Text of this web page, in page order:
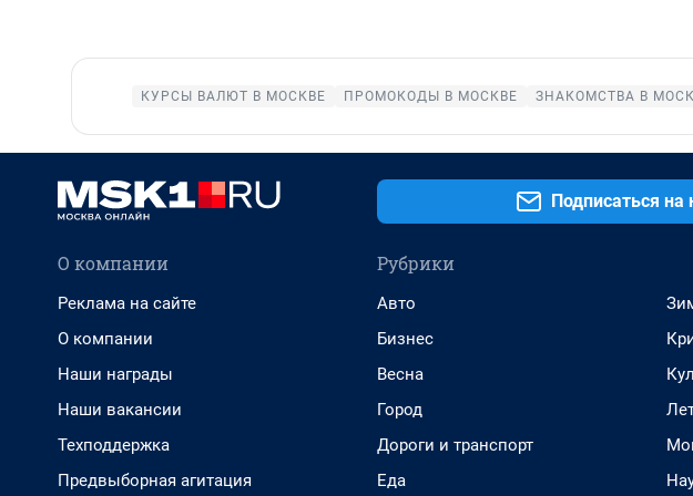
КУРСЫ ВАЛЮТ В МОСКВЕ ПРОМОКОДЫ В МОСКВЕ ЗНАКОМСТВА В
Подписаться на
О компании
Реклама на сайте
О компании
Наши награды
Наши вакансии
Техподдержка
Предвыборная агитация
Рубрики
Авто
Бизнес
Весна
Город
Дороги и транспорт
Еда